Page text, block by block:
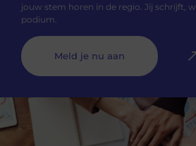
jouw stem horen in de regio. Jij schrijft,
podium.
Meld je nu aan